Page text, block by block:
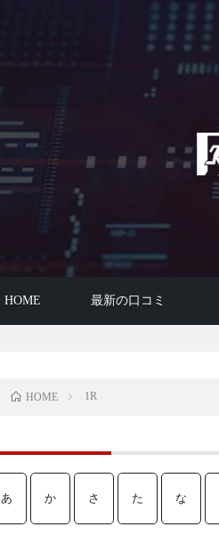
HOME 最新の口コミ
HOME 1R
あ か さ た な